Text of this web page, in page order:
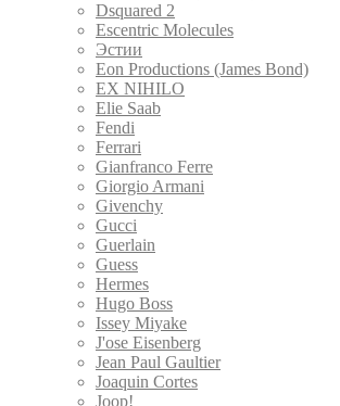
Dsquared 2
Escentric Molecules
Эстии
Eon Productions (James Bond)
EX NIHILO
Elie Saab
Fendi
Ferrari
Gianfranco Ferre
Giorgio Armani
Givenchy
Gucci
Guerlain
Guess
Hermes
Hugo Boss
Issey Miyake
J'ose Eisenberg
Jean Paul Gaultier
Joaquin Cortes
Joop!